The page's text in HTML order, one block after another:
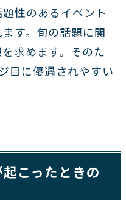
性のあるイベント
す。旬の話題に関
求めます。そのた
目に優遇されやすい
こったときの